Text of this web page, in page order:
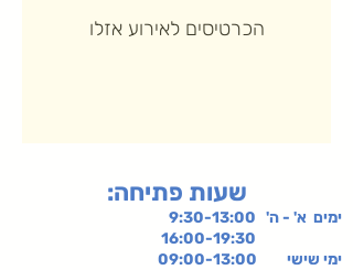
הכרטיסים לאירוע אזלו
:שעות פתיחה
ימים א' - ה' 9:30-13:00
ימי שישי 09:00-13:00